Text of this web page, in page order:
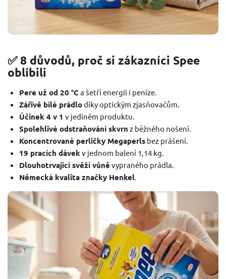
✅ 8 důvodů, proč si zákazníci Spee
oblíbili
Pere už od 20 °Ca šetří energii i peníze.
Zářivě bílé prádlodíky optickým zjasňovačům.
Účinek 4 v 1 v jediném produktu.
Spolehlivé odstraňování skvrn z běžného nošení.
Koncentrované perličky Megaperlsbez prášení.
19 pracích dávekv jednom balení 1,14 kg.
Dlouhotrvající svěží vůně vypraného prádla.
Německá kvalita značky Henkel